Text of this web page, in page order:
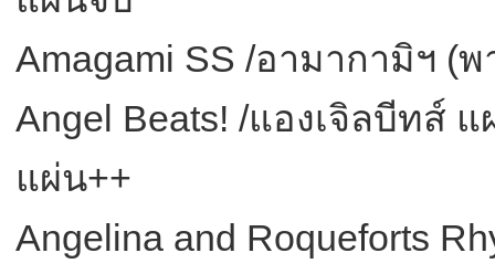
Amagami SS /อามากามิฯ (
Angel Beats! /แองเจิลบีทส์
แผ่น++
Angelina and Roqueforts